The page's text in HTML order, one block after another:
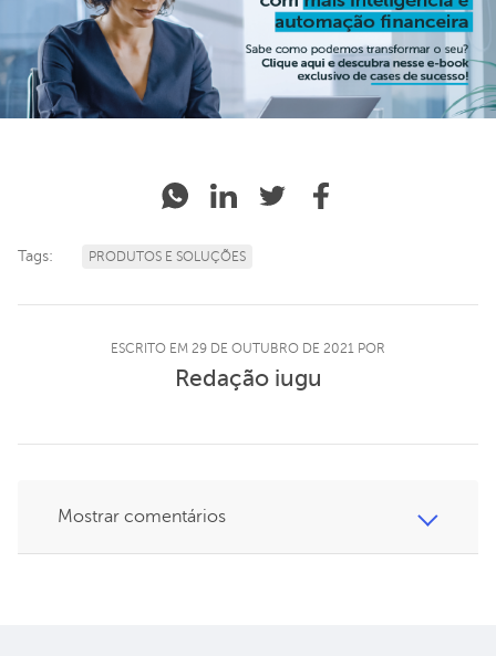
Tags: PRODUTOS E SOLUÇÕES
ESCRITO EM 29 DE OUTUBRO DE 2021 POR
Redação iugu
Mostrar comentários